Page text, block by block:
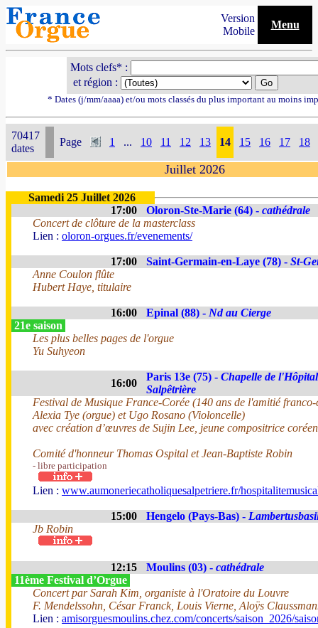
Version
Mobile
Menu
Mots clefs* :
et région :
* Dates (j/mm/aaaa) et/ou mots classés du plus important au moins
70417
dates
Page 1 ... 10 11 12 13 14 15 16 17 18
Juillet 2026
Samedi 25 Juillet 2026
17:00
Oloron-Ste-Marie (64) - cathédrale
Concert de clôture de la masterclass
Lien : oloron-orgues.fr/evenements/
17:00 Saint-Germain-en-Laye (78) - St-
Anne Coulon flûte
Hubert Haye, titulaire
16:00 Epinal (88) - Nd au Cierge
21e saison
Les plus belles pages de l'orgue
Yu Suhyeon
16:00
Paris 13e (75) - Chapelle de
Salpêtrière
Festival de Musique France-Corée (140 ans de l'amitié franco-
Alexia Tye (orgue) et Ugo Rosano (Violoncelle)
avec création d’œuvres de Sujin Lee, jeune compositrice
Comité d'honneur Thomas Ospital et Jean-Baptiste Robin
- libre participation
Lien : www.aumoneriecatholiquesalpetriere.fr/
15:00 Hengelo (Pays-Bas) -
Jb Robin
12:15 Moulins (03) - cathédrale
11ème Festival d’Orgue
Concert par Sarah Kim, organiste à l'Oratoire du Louvre
F. Mendelssohn, César Franck, Louis Vierne, Aloÿs
Lien : amisorguesmoulins.chez.com/concerts/saison_2026/